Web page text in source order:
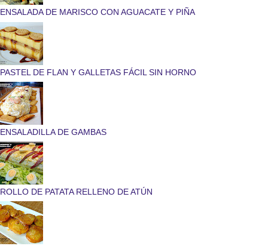
ENSALADA DE MARISCO CON AGUACATE Y PIÑA
PASTEL DE FLAN Y GALLETAS FÁCIL SIN HORNO
ENSALADILLA DE GAMBAS
ROLLO DE PATATA RELLENO DE ATÚN